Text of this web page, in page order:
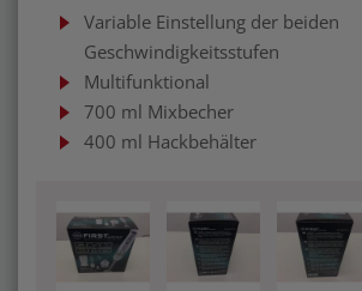
Variable Einstellung der beiden
Geschwindigkeitsstufen
Multifunktional
700 ml Mixbecher
400 ml Hackbehälter